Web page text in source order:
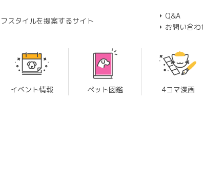
スタイルを提案するサイト
Q&A
お問い合わ
イベント情報 ペット図鑑 4コマ漫画